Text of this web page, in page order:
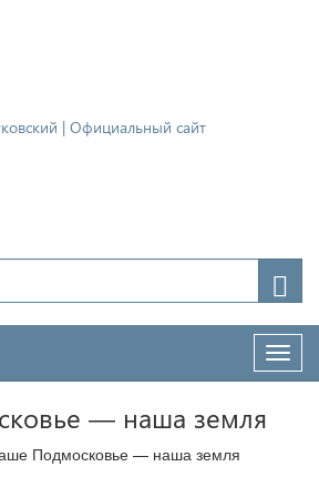
— наша земля
Подмосковье — наша земля